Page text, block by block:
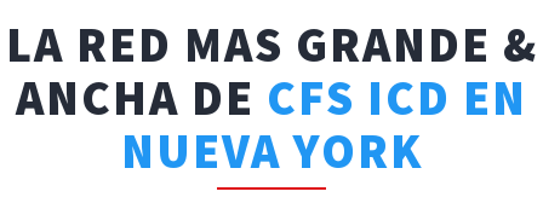
LA RED MAS GRANDE &
ANCHA DE CFS ICD EN
NUEVA YORK